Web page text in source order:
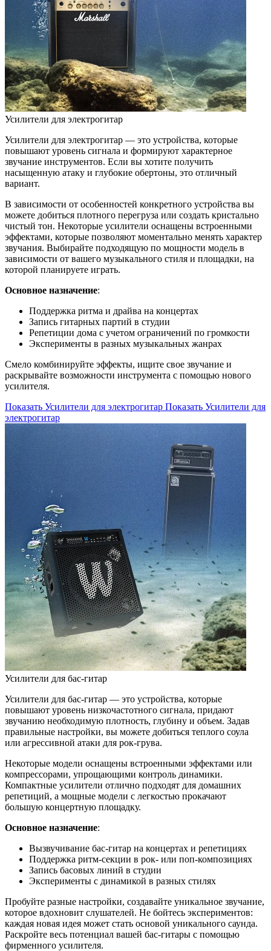
Усилители для электрогитар
Усилители для электрогитар — это устройства, которые
повышают уровень сигнала и формируют характерное
звучание инструментов. Если вы хотите получить
насыщенную атаку и глубокие обертоны, это отличный
вариант.
В зависимости от особенностей конкретного устройства вы
можете добиться плотного перегруза или создать кристально
чистый тон. Некоторые усилители оснащены встроенными
эффектами, которые позволяют моментально менять характер
звучания. Выбирайте подходящую по мощности модель в
зависимости от вашего музыкального стиля и площадки, на
которой планируете играть.
Основное назначение:
Поддержка ритма и драйва на концертах
Запись гитарных партий в студии
Репетиции дома с учетом ограничений по громкости
Эксперименты в разных музыкальных жанрах
Смело комбинируйте эффекты, ищите свое звучание и
раскрывайте возможности инструмента с помощью нового
усилителя.
Показать Усилители для электрогитар Показать Усилители для
электрогитар
Усилители для бас-гитар
Усилители для бас-гитар — это устройства, которые
повышают уровень низкочастотного сигнала, придают
звучанию необходимую плотность, глубину и объем. Задав
правильные настройки, вы можете добиться теплого соула
или агрессивной атаки для рок-грува.
Некоторые модели оснащены встроенными эффектами или
компрессорами, упрощающими контроль динамики.
Компактные усилители отлично подходят для домашних
репетиций, а мощные модели с легкостью прокачают
большую концертную площадку.
Основное назначение:
Вызвучивание бас-гитар на концертах и репетициях
Поддержка ритм-секции в рок- или поп-композициях
Запись басовых линий в студии
Эксперименты с динамикой в разных стилях
Пробуйте разные настройки, создавайте уникальное звучание,
которое вдохновит слушателей. Не бойтесь экспериментов:
каждая новая идея может стать основой уникального саунда.
Раскройте весь потенциал вашей бас-гитары с помощью
фирменного усилителя.